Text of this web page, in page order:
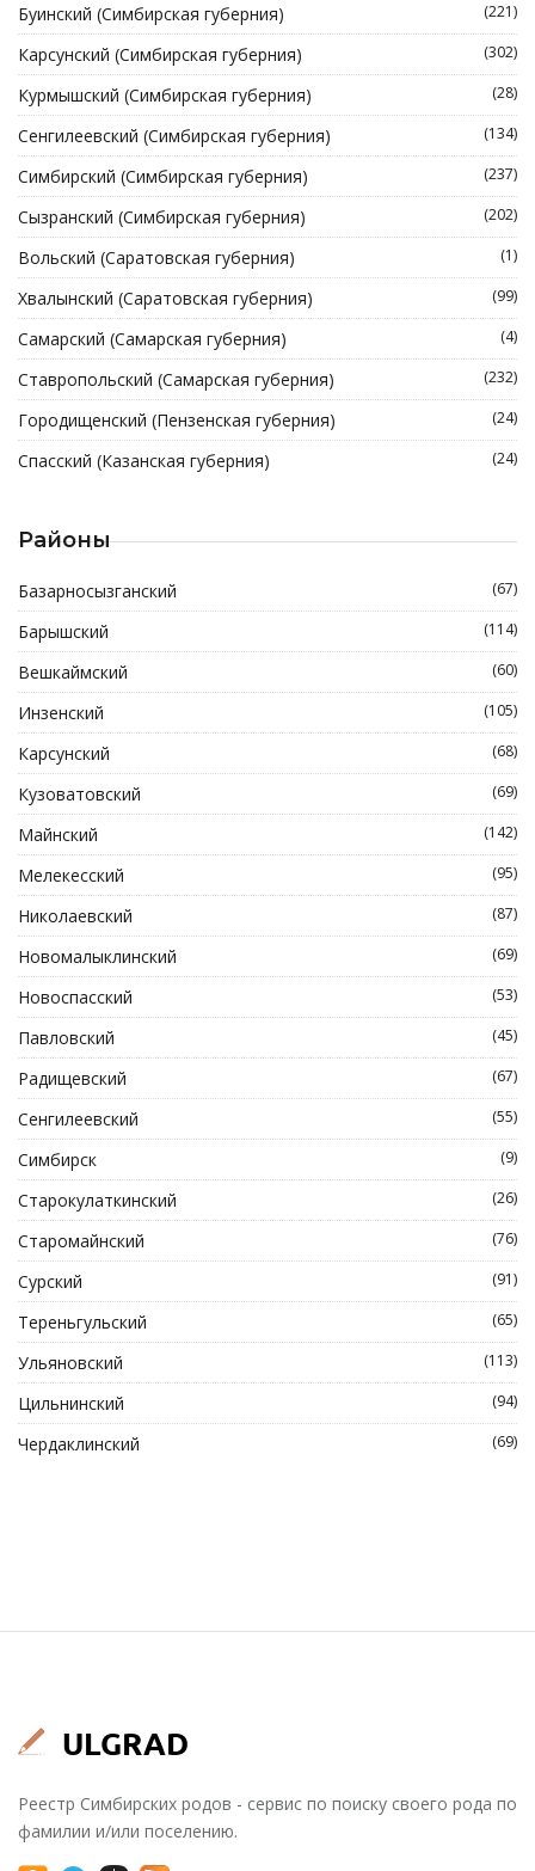
Буинский (Симбирская губерния) (221)
Карсунский (Симбирская губерния) (302)
Курмышский (Симбирская губерния) (28)
Сенгилеевский (Симбирская губерния) (134)
Симбирский (Симбирская губерния) (237)
Сызранский (Симбирская губерния) (202)
Вольский (Саратовская губерния) (1)
Хвалынский (Саратовская губерния) (99)
Самарский (Самарская губерния) (4)
Ставропольский (Самарская губерния) (232)
Городищенский (Пензенская губерния) (24)
Спасский (Казанская губерния) (24)
Районы
Базарносызганский (67)
Барышский (114)
Вешкаймский (60)
Инзенский (105)
Карсунский (68)
Кузоватовский (69)
Майнский (142)
Мелекесский (95)
Николаевский (87)
Новомалыклинский (69)
Новоспасский (53)
Павловский (45)
Радищевский (67)
Сенгилеевский (55)
Симбирск (9)
Старокулаткинский (26)
Старомайнский (76)
Сурский (91)
Тереньгульский (65)
Ульяновский (113)
Цильнинский (94)
Чердаклинский (69)
Реестр Симбирских родов - сервис по поиску своего рода по
фамилии и/или поселению.